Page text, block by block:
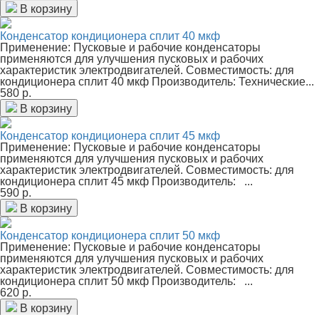
В корзину
Конденсатор кондиционера сплит 40 мкф
Применение: Пусковые и рабочие конденсаторы
применяются для улучшения пусковых и рабочих
характеристик электродвигателей. Совместимость: для
кондиционера сплит 40 мкф Производитель: Технические...
580 р.
В корзину
Конденсатор кондиционера сплит 45 мкф
Применение: Пусковые и рабочие конденсаторы
применяются для улучшения пусковых и рабочих
характеристик электродвигателей. Совместимость: для
кондиционера сплит 45 мкф Производитель: ...
590 р.
В корзину
Конденсатор кондиционера сплит 50 мкф
Применение: Пусковые и рабочие конденсаторы
применяются для улучшения пусковых и рабочих
характеристик электродвигателей. Совместимость: для
кондиционера сплит 50 мкф Производитель: ...
620 р.
В корзину